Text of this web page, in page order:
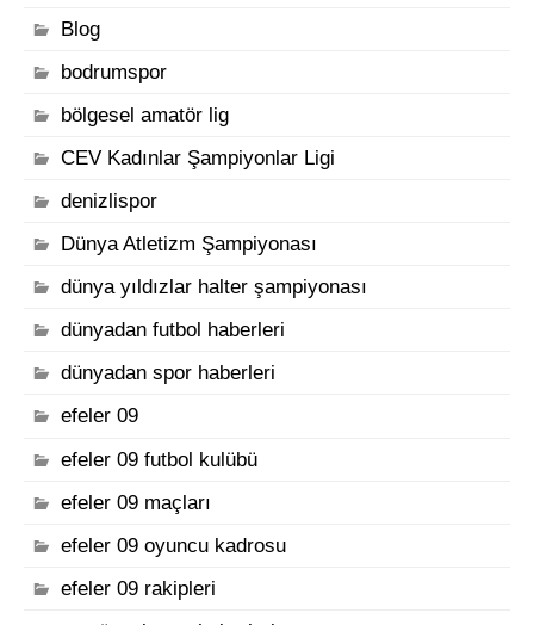
Blog
bodrumspor
bölgesel amatör lig
CEV Kadınlar Şampiyonlar Ligi
denizlispor
Dünya Atletizm Şampiyonası
dünya yıldızlar halter şampiyonası
dünyadan futbol haberleri
dünyadan spor haberleri
efeler 09
efeler 09 futbol kulübü
efeler 09 maçları
efeler 09 oyuncu kadrosu
efeler 09 rakipleri